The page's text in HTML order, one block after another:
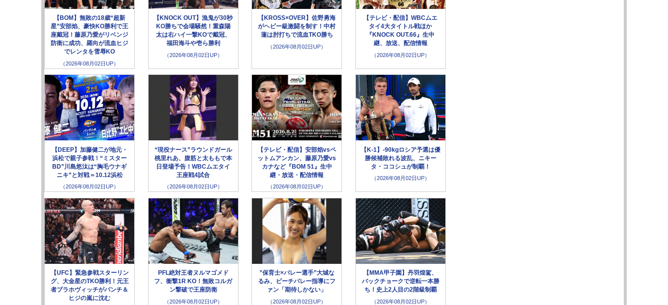
【BOM】無敗の18歳“超新
星”安部焰、豪快KO勝利で王
座戴冠！藤原乃愛がリベンジ
防衛に成功、羅向が流血ヒジ
でレンタを雪辱KO
（2026年08月02日UP）
【KNOCK OUT】漁鬼が30秒
KO勝ちで会場騒然！重森陽
太は右ハイ一撃KOで戴冠、
福田海斗や壱ら勝利
（2026年08月02日UP）
【KROSS×OVER】佐野勇海
がヘビー級激闘を制す！中村
蓮は肘打ちで流血TKO勝ち
（2026年08月02日UP）
【テレビ・配信】WBCムエ
タイ4大タイトル戦ほか
『KNOCK OUT.66』生中
継、放送、配信情報
（2026年08月02日UP）
【DEEP】加藤健二が地元・
浜松で親子参戦！“ミスター
BD”川島悠汰は“胸毛ウナギ
ニキ”と対戦＝10.12浜松
（2026年08月02日UP）
“現役ナース”ラウンドガール
桃里れあ、腹筋と太ももで本
日登場予告！WBCムエタイ
王座戦4試合
（2026年08月02日UP）
【テレビ・配信】安部焰vsペ
ットムアンカン、藤原乃愛vs
カナなど『BOM 51』生中
継・放送・配信情報
（2026年08月02日UP）
【K-1】-90kgロシア予選は優
勝候補敗れる波乱、ニキー
タ・ココシュが制覇！
（2026年08月02日UP）
【UFC】緊急参戦スターリン
グ、大金星のTKO勝利！元王
者ブラホヴィッチがパンチ＆
ヒジの嵐に沈む
PFL絶対王者ヌルマゴメド
フ、衝撃1R KO！無敗コルガ
ン撃破で王座防衛
（2026年08月02日UP）
”保育士×バレー選手”大城な
るみ、ビーチバレー指導にフ
ァン「期待しかない」
（2026年08月02日UP）
【MMA甲子園】丹羽煌駕、
バックチョークで逆転一本勝
ち！史上2人目の2階級制覇
（2026年08月02日UP）